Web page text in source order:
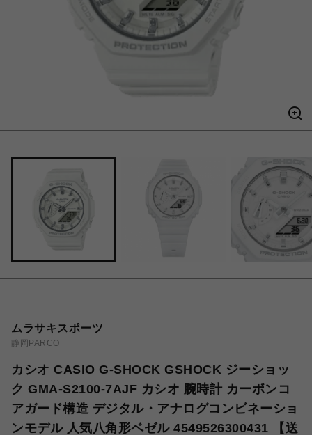
ムラサキスポーツ
静岡PARCO
カシオ CASIO G-SHOCK GSHOCK ジーショッ
ク GMA-S2100-7AJF カシオ 腕時計 カーボンコ
アガード構造 デジタル・アナログコンビネーショ
ンモデル 人気八角形ベゼル 4549526300431 【送